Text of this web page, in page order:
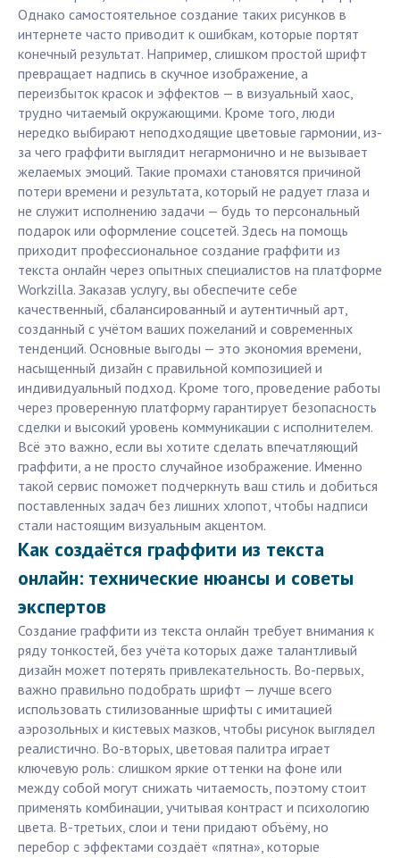
Однако самостоятельное создание таких рисунков в
интернете часто приводит к ошибкам, которые портят
конечный результат. Например, слишком простой шрифт
превращает надпись в скучное изображение, а
переизбыток красок и эффектов — в визуальный хаос,
трудно читаемый окружающими. Кроме того, люди
нередко выбирают неподходящие цветовые гармонии, из-
за чего граффити выглядит негармонично и не вызывает
желаемых эмоций. Такие промахи становятся причиной
потери времени и результата, который не радует глаза и
не служит исполнению задачи — будь то персональный
подарок или оформление соцсетей. Здесь на помощь
приходит профессиональное создание граффити из
текста онлайн через опытных специалистов на платформе
Workzilla. Заказав услугу, вы обеспечите себе
качественный, сбалансированный и аутентичный арт,
созданный с учётом ваших пожеланий и современных
тенденций. Основные выгоды — это экономия времени,
насыщенный дизайн с правильной композицией и
индивидуальный подход. Кроме того, проведение работы
через проверенную платформу гарантирует безопасность
сделки и высокий уровень коммуникации с исполнителем.
Всё это важно, если вы хотите сделать впечатляющий
граффити, а не просто случайное изображение. Именно
такой сервис поможет подчеркнуть ваш стиль и добиться
поставленных задач без лишних хлопот, чтобы надписи
стали настоящим визуальным акцентом.
Как создаётся граффити из текста
онлайн: технические нюансы и советы
экспертов
Создание граффити из текста онлайн требует внимания к
ряду тонкостей, без учёта которых даже талантливый
дизайн может потерять привлекательность. Во-первых,
важно правильно подобрать шрифт — лучше всего
использовать стилизованные шрифты с имитацией
аэрозольных и кистевых мазков, чтобы рисунок выглядел
реалистично. Во-вторых, цветовая палитра играет
ключевую роль: слишком яркие оттенки на фоне или
между собой могут снижать читаемость, поэтому стоит
применять комбинации, учитывая контраст и психологию
цвета. В-третьих, слои и тени придают объёму, но
перебор с эффектами создаёт «пятна», которые